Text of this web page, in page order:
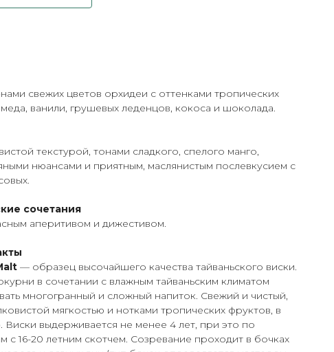
свежих цветов орхидеи с оттенками тропических
ванили, грушевых леденцов, кокоса и шоколада.
текстурой, тонами сладкого, спелого манго,
нюансами и приятным, маслянистым послевкусием с
сочетания
аперитивом и дижестивом.
— образец высочайшего качества тайваньского виски.
в сочетании с влажным тайваньским климатом
многогранный и сложный напиток. Свежий и чистый,
мягкостью и нотками тропических фруктов, в
Виски выдерживается не менее 4 лет, при это по
с 16-20 летним скотчем. Созревание проходит в бочках